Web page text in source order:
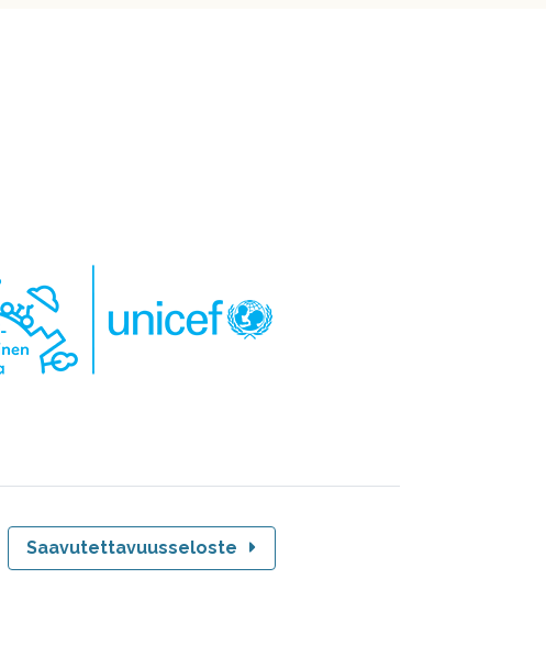
Saavutettavuusseloste